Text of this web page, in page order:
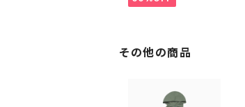
その他の商品